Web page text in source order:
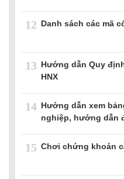
12 Danh sách các mã
13 Hướng dẫn Quy
HNX
14 Hướng dẫn xem
nghiệp, hướng dẫn
15 Chơi chứng khoán